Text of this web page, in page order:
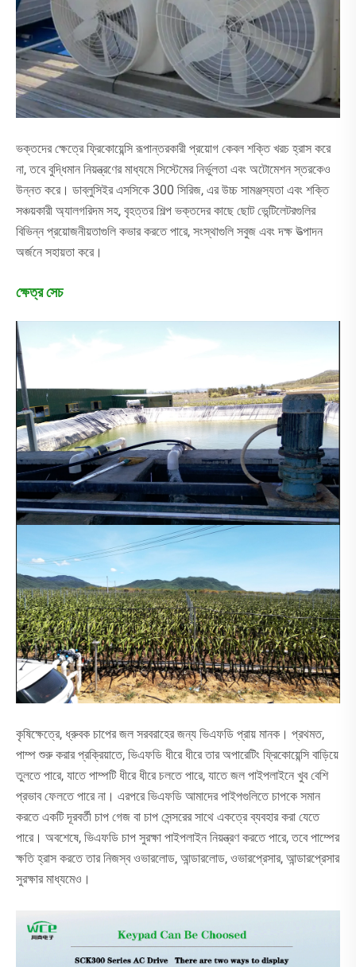
ভক্তদের ক্ষেত্রে ফ্রিকোয়েন্সি রূপান্তরকারী প্রয়োগ কেবল শক্তি খরচ হ্রাস করে
না, তবে বুদ্ধিমান নিয়ন্ত্রণের মাধ্যমে সিস্টেমের নির্ভুলতা এবং অটোমেশন স্তরকেও
উন্নত করে। ডাব্লুসিইর এসসিকে 300 সিরিজ, এর উচ্চ সামঞ্জস্যতা এবং শক্তি
সঞ্চয়কারী অ্যালগরিদম সহ, বৃহত্তর শিল্প ভক্তদের কাছে ছোট ভেন্টিলেটরগুলির
বিভিন্ন প্রয়োজনীয়তাগুলি কভার করতে পারে, সংস্থাগুলি সবুজ এবং দক্ষ উত্পাদন
অর্জনে সহায়তা করে।
ক্ষেত্র সেচ
কৃষিক্ষেত্রে, ধ্রুবক চাপের জল সরবরাহের জন্য ভিএফডি প্রায় মানক। প্রথমত,
পাম্প শুরু করার প্রক্রিয়াতে, ভিএফডি ধীরে ধীরে তার অপারেটিং ফ্রিকোয়েন্সি বাড়িয়ে
তুলতে পারে, যাতে পাম্পটি ধীরে ধীরে চলতে পারে, যাতে জল পাইপলাইনে খুব বেশি
প্রভাব ফেলতে পারে না। এরপরে ভিএফডি আমাদের পাইপগুলিতে চাপকে সমান
করতে একটি দূরবর্তী চাপ গেজ বা চাপ সেন্সরের সাথে একত্রে ব্যবহার করা যেতে
পারে। অবশেষে, ভিএফডি চাপ সুরক্ষা পাইপলাইন নিয়ন্ত্রণ করতে পারে, তবে পাম্পের
ক্ষতি হ্রাস করতে তার নিজস্ব ওভারলোড, আন্ডারলোড, ওভারপ্রেসার, আন্ডারপ্রেসার
সুরক্ষার মাধ্যমেও।